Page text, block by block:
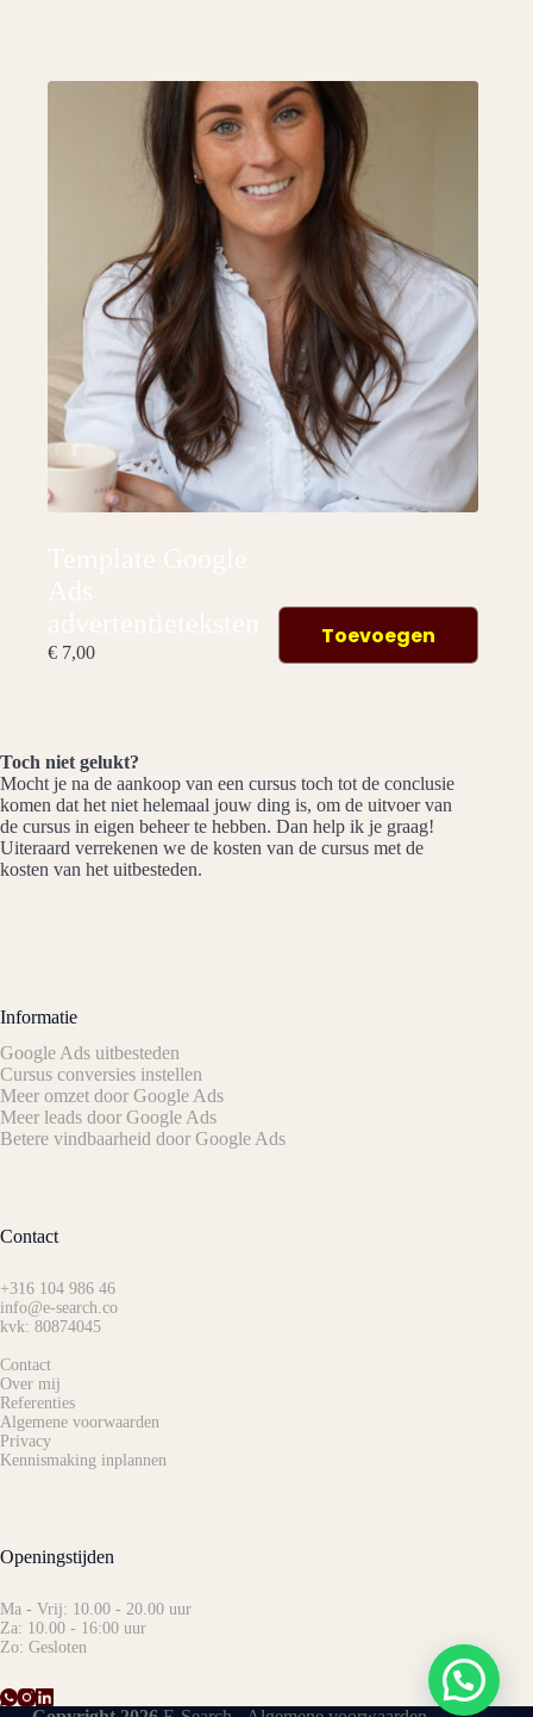
€ 7,00
Toevoegen
Toch niet gelukt?
Mocht je na de aankoop van een cursus toch tot de conclusie
komen dat het niet helemaal jouw ding is, om de uitvoer van
de cursus in eigen beheer te hebben. Dan help ik je graag!
Uiteraard verrekenen we de kosten van de cursus met de
kosten van het uitbesteden.
Informatie
Google Ads uitbesteden
Cursus conversies instellen
Meer omzet door Google Ads
Meer leads door Google Ads
Betere vindbaarheid door Google Ads
Contact
+316 104 986 46
info@e-search.co
kvk: 80874045
Contact
Over mij
Referenties
Algemene voorwaarden
Privacy
Kennismaking inplannen
Openingstijden
Ma - Vrij: 10.00 - 20.00 uur
Za: 10.00 - 16:00 uur
Zo: Gesloten